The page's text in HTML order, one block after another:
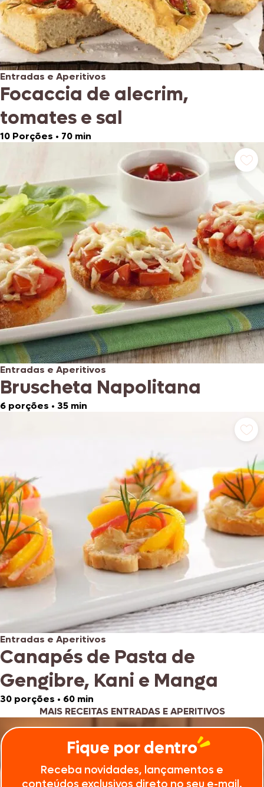
Entradas e Aperitivos
Focaccia de alecrim,
tomates e sal
10 Porções • 70 min
Entradas e Aperitivos
Bruscheta Napolitana
6 porções • 35 min
Entradas e Aperitivos
Canapés de Pasta de
Gengibre, Kani e Manga
30 porções • 60 min
MAIS RECEITAS ENTRADAS E APERITIVOS
Fique por dentro
Receba novidades, lançamentos e